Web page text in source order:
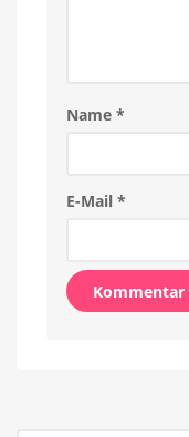
Name *
E-Mail *